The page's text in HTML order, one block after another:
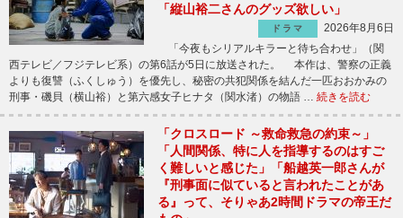
「縦山裕二さんのグッズ欲しい」
ドラマ
2026年8月6日
「今夜もシリアルキラーと待ち合わせ」（関
西テレビ／フジテレビ系）の第6話が5日に放送された。 本作は、警察の正義
よりも復讐（ふくしゅう）を優先し、秘密の共犯関係を結んだ一匹おおかみの
刑事・磯貝（横山裕）と第六感女子ヒナタ（関水渚）の物語 … 続きを読む
「クロスロード ～救命救急の約束～」
「人間関係、特に人を指導するのはすご
く難しいと感じた」「船越英一郎さんが
『刑事面に似ていると言われたことがあ
る』って、そりゃあ2時間ドラマの帝王だ